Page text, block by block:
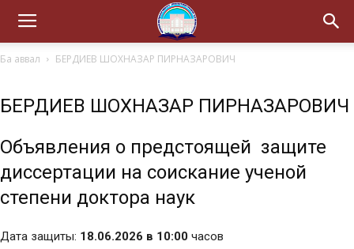
Ба аввал БЕРДИЕВ ШОХНАЗАР ПИРНАЗАРОВИЧ
БЕРДИЕВ ШОХНАЗАР ПИРНАЗАРОВИЧ
Объявления о предстоящей защите
диссертации на соискание ученой
степени доктора наук
Дата защиты: 18.06.2026 в 10:00 часов